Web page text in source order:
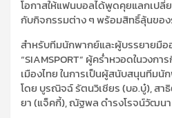
โอกาสให้แฟนบอลได้พูดคุยแลกเปลี่
กับกิจกรรมต่าง ๆ พร้อมสิทธิ์ลุ้นของ
สำหรับทีมนักพากย์และผู้บรรยายมื
“SIAMSPORT” ผู้คร่ำหวอดในวงก
เมืองไทย ในการเป็นผู้สนับสนุนทีมนั
โดย บูรณิจฉ์ รัตนวิเชียร (บอ.บู๋), ส
ยา (แจ็คกี้), ณัฐพล ดำรงโรจน์วัฒน